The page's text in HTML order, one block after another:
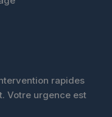
rapides
Votre urgence est